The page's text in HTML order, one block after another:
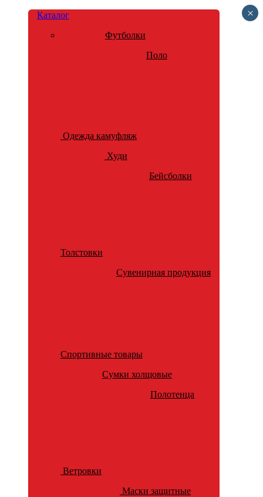
Каталог
Футболки
Поло
Одежда камуфляж
Худи
Бейсболки
Толстовки
Сувенирная продукция
Спортивные товары
Сумки холщовые
Полотенца
Ветровки
Маски защитные
×